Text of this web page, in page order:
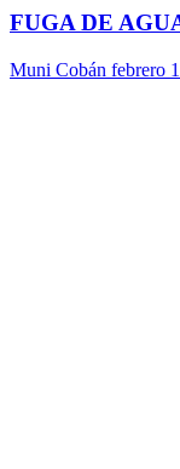
FUGA DE
Muni Cobán febrero